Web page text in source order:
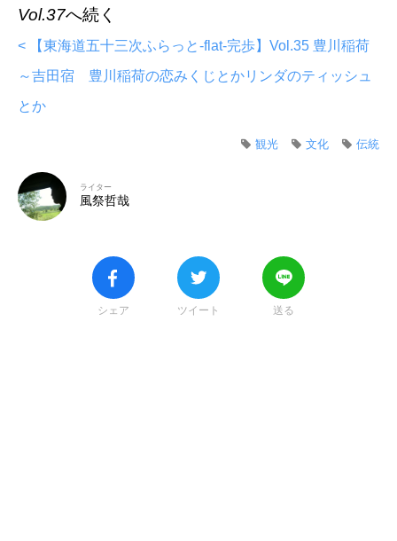
Vol.37へ続く
< 【東海道五十三次ふらっと-flat-完歩】Vol.35 豊川稲荷
～吉田宿 豊川稲荷の恋みくじとかリンダのティッシュ
とか
伝統
文化
観光
ライター
風祭哲哉
シェア ツイート 送る